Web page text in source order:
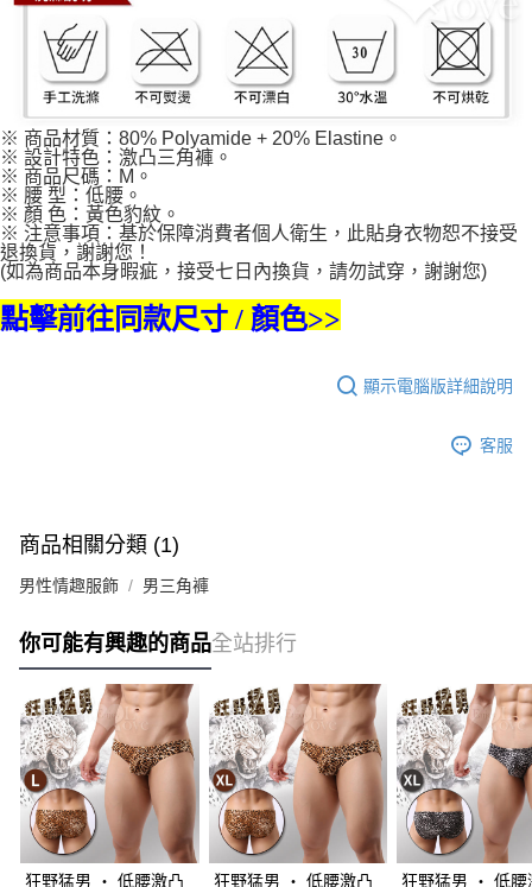
※ 商品材質：80% Polyamide + 20% Elastine。
※ 設計特色：激凸三角褲。
※ 商品尺碼：M。
※ 腰 型：低腰。
※ 顏 色：黃色豹紋。
※ 注意事項：基於保障消費者個人衛生，此貼身衣物恕不接受
退換貨，謝謝您！
(如為商品本身暇疵，接受七日內換貨，請勿試穿，謝謝您)
點擊前往同款尺寸 / 顏色>>
顯示電腦版詳細說明
客服
商品相關分類 (1)
男性情趣服飾 男三角褲
你可能有興趣的商品全站排行
狂野猛男 ‧ 低腰激凸 狂野猛男 ‧ 低腰激凸 狂野猛男 ‧ 低腰